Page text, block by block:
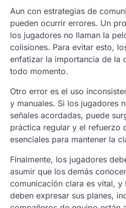
Aun con estrategias de
pueden ocurrir errores. Un
los jugadores no llaman la
colisiones. Para evitar esto,
enfatizar la importancia de la
todo momento.
Otro error es el uso
y manuales. Si los jugadores
señales acordadas, puede
práctica regular y el refuerzo
esenciales para mantener la
Finalmente, los jugadores
asumir que los demás
comunicación clara es vital, y
deben expresar sus planes,